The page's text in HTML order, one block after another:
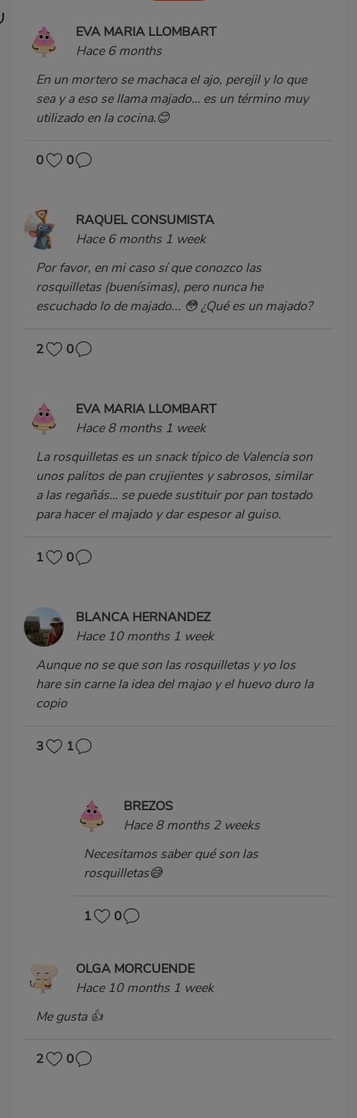
EVA MARIA LLOMBART
Hace 6 months
En un mortero se machaca el ajo, perejil y lo que
sea y a eso se llama majado… es un término muy
utilizado en la cocina.😊
0 0
RAQUEL CONSUMISTA
Hace 6 months 1 week
Por favor, en mi caso sí que conozco las
rosquilletas (buenísimas), pero nunca he
escuchado lo de majado... 😳 ¿Qué es un majado?
2 0
EVA MARIA LLOMBART
Hace 8 months 1 week
La rosquilletas es un snack típico de Valencia son
unos palitos de pan crujientes y sabrosos, similar
a las regañás… se puede sustituir por pan tostado
para hacer el majado y dar espesor al guiso.
1 0
BLANCA HERNANDEZ
Hace 10 months 1 week
Aunque no se que son las rosquilletas y yo los
hare sin carne la idea del majao y el huevo duro la
copio
3 1
BREZOS
Hace 8 months 2 weeks
Necesitamos saber qué son las
rosquilletas😅
1 0
OLGA MORCUENDE
Hace 10 months 1 week
Me gusta 👍
2 0